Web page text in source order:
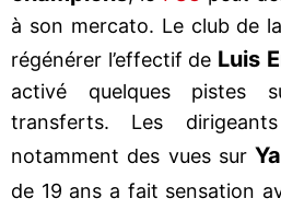
à son mercato. Le club de
régénérer l’effectif de Luis
activé quelques pistes
transferts. Les
notamment des vues sur
de 19 ans a fait sensation